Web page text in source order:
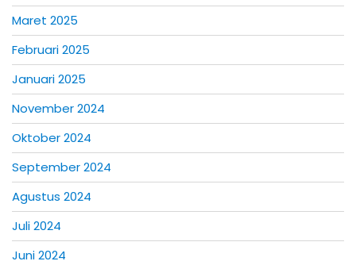
Maret 2025
Februari 2025
Januari 2025
November 2024
Oktober 2024
September 2024
Agustus 2024
Juli 2024
Juni 2024